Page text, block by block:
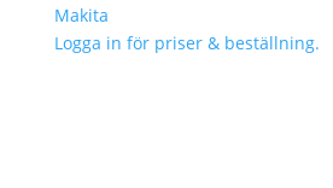
Makita
Logga in för priser & beställning.